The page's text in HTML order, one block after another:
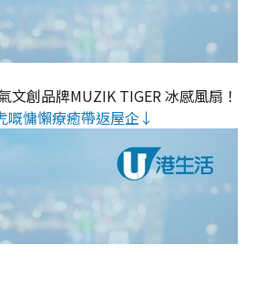
文創品牌MUZIK TIGER 冰感風扇！
嘅慵懶療癒帶返屋企↓